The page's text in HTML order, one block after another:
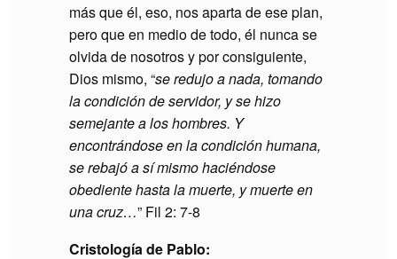
más que él, eso, nos aparta de ese plan,
pero que en medio de todo, él nunca se
olvida de nosotros y por consiguiente,
Dios mismo, “se redujo a nada, tomando
la condición de servidor, y se hizo
semejante a los hombres. Y
encontrándose en la condición humana,
se rebajó a sí mismo haciéndose
obediente hasta la muerte, y muerte en
una cruz…” Fil 2: 7-8
Cristología de Pablo: